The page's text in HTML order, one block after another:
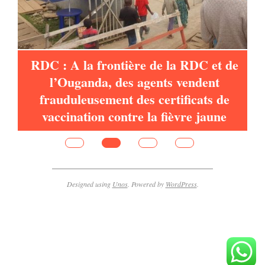
RDC : A la frontière de la RDC et de
l’Ouganda, des agents vendent
frauduleusement des certificats de
vaccination contre la fièvre jaune
Designed using Unos. Powered by WordPress.